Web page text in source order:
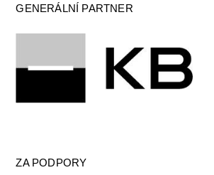
GENERÁLNÍ PARTNER
ZA PODPORY